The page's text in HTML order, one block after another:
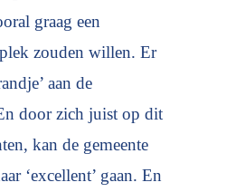
graag een
zouden willen. Er
aan de
door zich juist op dit
kan de gemeente
‘excellent’ gaan. En